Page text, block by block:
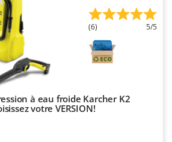
(6) 5/5
à eau froide Karcher K2
votre VERSION!